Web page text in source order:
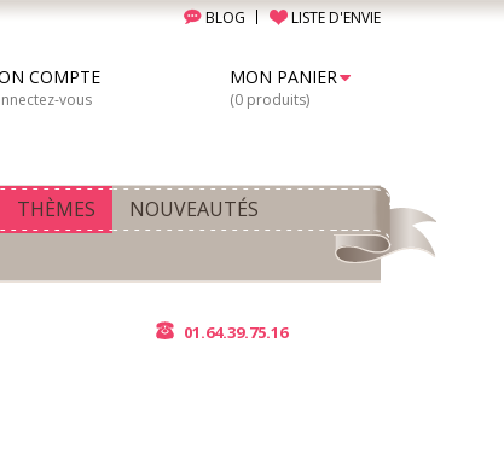
BLOG LISTE D'ENVIE
COMPTE
vous
MON PANIER
(0 produits)
THÈMES
NOUVEAUTÉS
01.64.39.75.16